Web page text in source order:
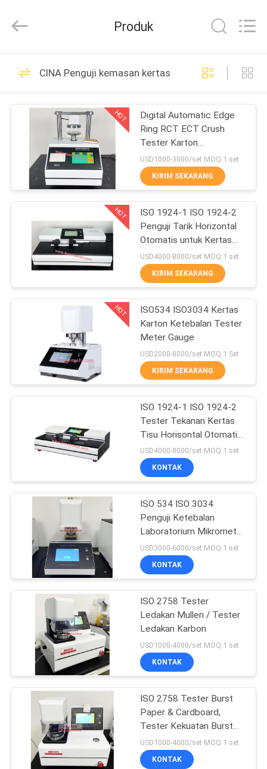
RUMAH
PRODUK
TENTANG
KAMI
PABRIK
KONTROL
HUBUNGI
KAMI
PENAWARAN
PRIVACY
POLICY
Rights
by
Proofer Flexo Offset
Tinta
33
Penganalisis Termal
Sinkron TGA DSC
16
Kalorimeter
Pemindaian
Diferensial DSC
9
Mesin Penguji Pulp
74
Penguji kemasan
kertas
45
Mesin Sistem
Pengukuran Video
10
Produk
CINA Penguji kemasan kertas
HOT
Digital Automatic Edge
Ring RCT ECT Crush
Tester Karton
Bergelombang
USD1000-3000/set MOQ:1 set
KIRIM SEKARANG
HOT
ISO 1924-1 ISO 1924-2
Penguji Tarik Horizontal
Otomatis untuk Kertas
Tisu
USD4000-8000/set MOQ:1 set
KIRIM SEKARANG
HOT
ISO534 ISO3034 Kertas
Karton Ketebalan Tester
Meter Gauge
USD2000-8000/set MOQ:1 Set
KIRIM SEKARANG
ISO 1924-1 ISO 1924-2
Tester Tekanan Kertas
Tisu Horisontal Otomatis
Dengan Perangkat
Pencelupan Basah
USD4000-8000/set MOQ:1 set
KONTAK
ISO 534 ISO 3034
Penguji Ketebalan
Laboratorium Mikrometer
Digital untuk Karton
Kertas
USD3000-6000/set MOQ:1 set
KONTAK
ISO 2758 Tester
Ledakan Mullen / Tester
Ledakan Karbon
USD1000-4000/set MOQ:1 set
KONTAK
ISO 2758 Tester Burst
Paper & Cardboard,
Tester Kekuatan Burst
Paper
USD1000-4000/set MOQ:1 set
KONTAK